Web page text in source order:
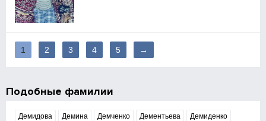
1 2 3 4 5 →
Подобные фамилии
Демидова Демина Демченко Дементьева
Демиденко